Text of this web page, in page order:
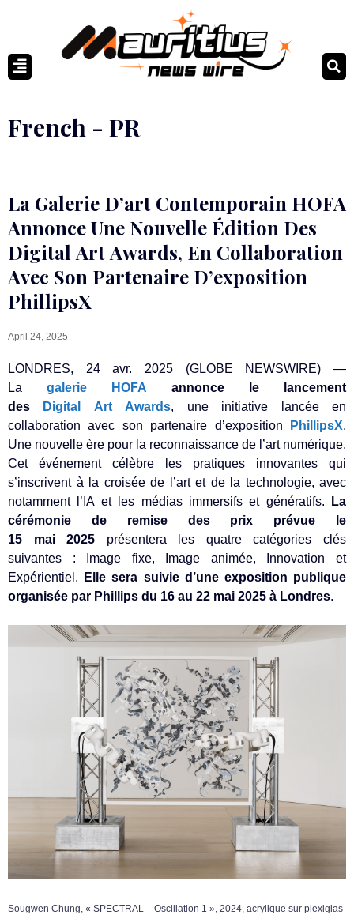
French - PR
La Galerie D’art Contemporain HOFA
Annonce Une Nouvelle Édition Des
Digital Art Awards, En Collaboration
Avec Son Partenaire D’exposition
PhillipsX
April 24, 2025
LONDRES, 24 avr. 2025 (GLOBE NEWSWIRE) —
La galerie HOFA annonce le lancement
des
Digital Art Awards, une initiative lancée en
collaboration avec son partenaire d’exposition
PhillipsX.
Une nouvelle ère pour la reconnaissance de l’art numérique.
Cet événement célèbre les pratiques innovantes qui
s’inscrivent à la croisée de l’art et de la technologie, avec
notamment l’IA et les médias immersifs et génératifs.
La
cérémonie de remise des prix prévue le
15 mai 2025 présentera les quatre catégories clés
suivantes : Image fixe, Image animée, Innovation et
Expérientiel.
Elle sera suivie d’une exposition publique
organisée par Phillips du 16 au 22 mai 2025 à Londres.
Sougwen Chung, « SPECTRAL – Oscillation 1 », 2024, acrylique sur plexiglas